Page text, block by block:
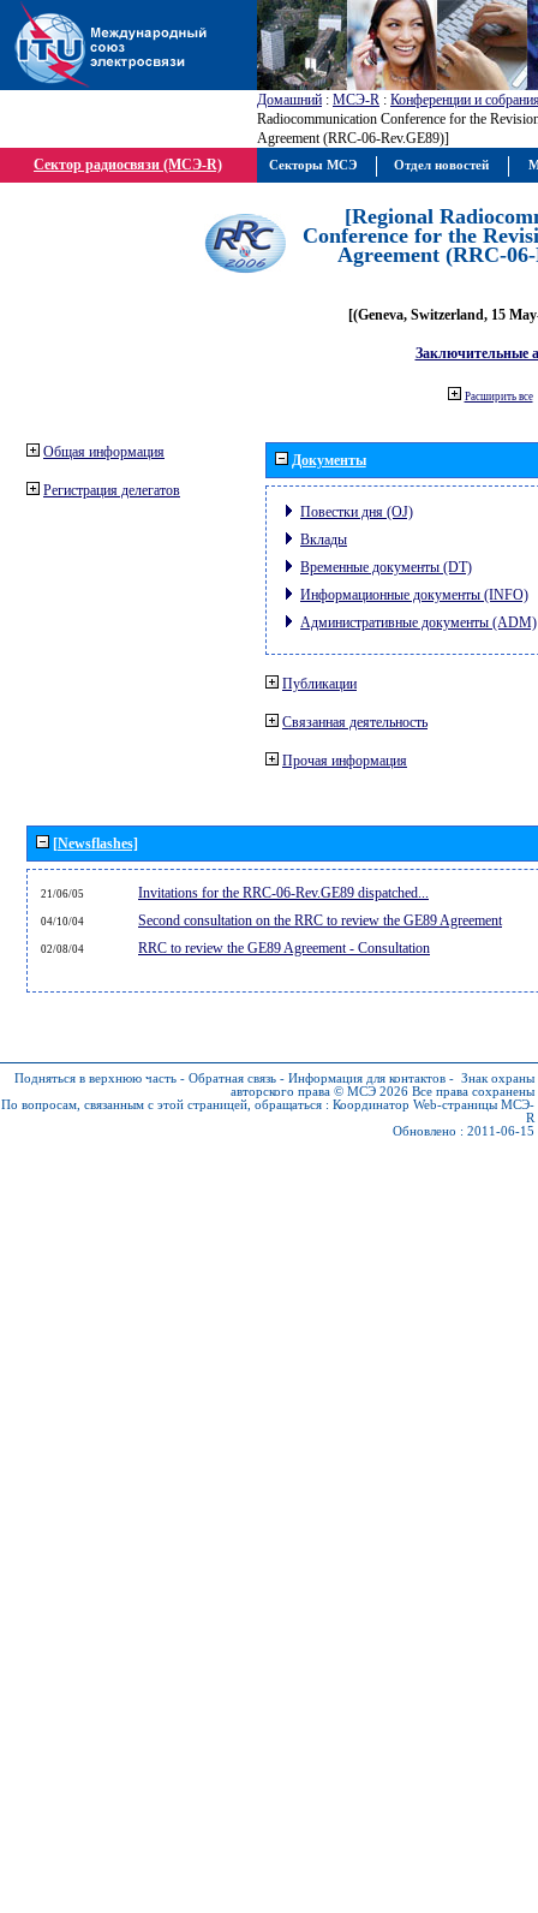
Домашний : МСЭ-R : Конференции и
Radiocommunication Conference for the
Agreement (RRC-06-Rev.GE89)]
Сектор радиосвязи (МСЭ-R)
[Regional
Conference for the
Agreement (RRC-
[(Geneva, Switzerland, 15
Заключительные
Расширить все
Общая информация
Регистрация делегатов
Документы
Повестки дня (OJ)
Вклады
Временные документы (DT)
Информационные документы (INFO)
Административные документы (ADM)
Публикации
Связанная деятельность
Прочая информация
[Newsflashes]
21/06/05 Invitations for the RRC-06-Rev.GE89 dispatched...
04/10/04 Second consultation on the RRC to review the GE89 Agreement
02/08/04 RRC to review the GE89 Agreement - Consultation
Подняться в верхнюю часть - Обратная связь - Информация для контактов - Знак охраны
авторского права © МСЭ 2026 Все права сохранены
По вопросам, связанным с этой страницей, обращаться : Координатор Web-страницы МСЭ-
R
Обновлено : 2011-06-15
Секторы МСЭ Отдел новостей